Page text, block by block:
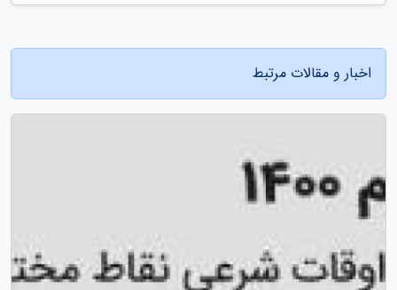
اخبار و مقالات مرتبط